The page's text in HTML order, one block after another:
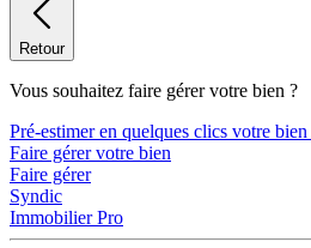
Retour
Vous souhaitez faire gérer votre bien ?
Pré-estimer en quelques clics votre bien
Faire gérer votre bien
Faire gérer
Syndic
Immobilier Pro